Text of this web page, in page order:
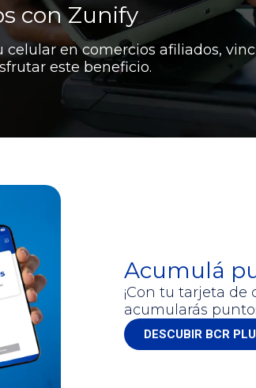
con Zunify
en comercios afiliados,
este beneficio.
Acumulá
¡Con tu tarjeta de
acumularás
DESCUBIR BCR